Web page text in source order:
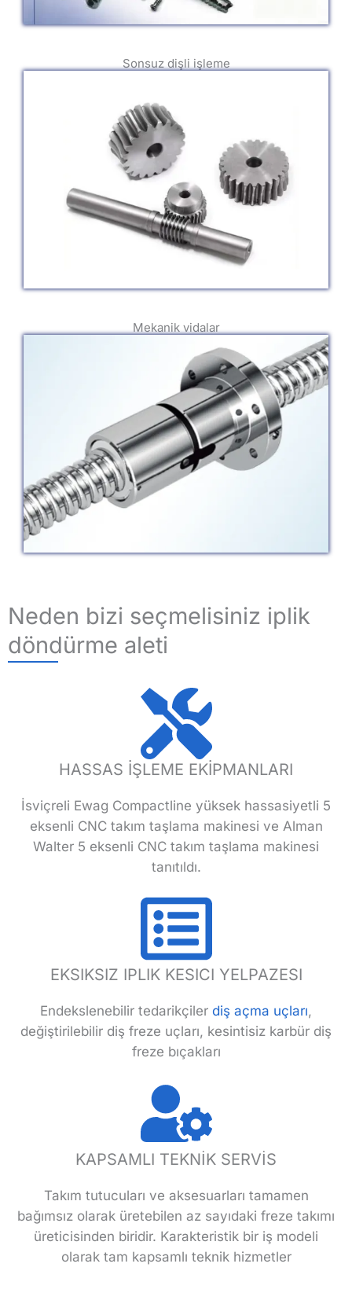
Sonsuz dişli işleme
Mekanik vidalar
Neden bizi seçmelisiniz iplik
döndürme aleti
HASSAS İŞLEME EKİPMANLARI
İsviçreli Ewag Compactline yüksek hassasiyetli 5
eksenli CNC takım taşlama makinesi ve Alman
Walter 5 eksenli CNC takım taşlama makinesi
tanıtıldı.
EKSIKSIZ IPLIK KESICI YELPAZESI
Endekslenebilir tedarikçiler diş açma uçları,
değiştirilebilir diş freze uçları, kesintisiz karbür diş
freze bıçakları
KAPSAMLI TEKNİK SERVİS
Takım tutucuları ve aksesuarları tamamen
bağımsız olarak üretebilen az sayıdaki freze takımı
üreticisinden biridir. Karakteristik bir iş modeli
olarak tam kapsamlı teknik hizmetler